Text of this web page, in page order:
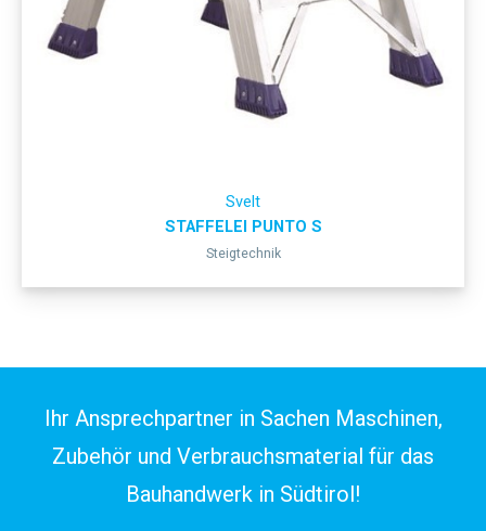
Svelt
STAFFELEI PUNTO S
Steigtechnik
Ihr Ansprechpartner in Sachen Maschinen,
Zubehör und Verbrauchsmaterial für das
Bauhandwerk in Südtirol!